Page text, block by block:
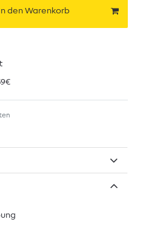
den Warenkorb